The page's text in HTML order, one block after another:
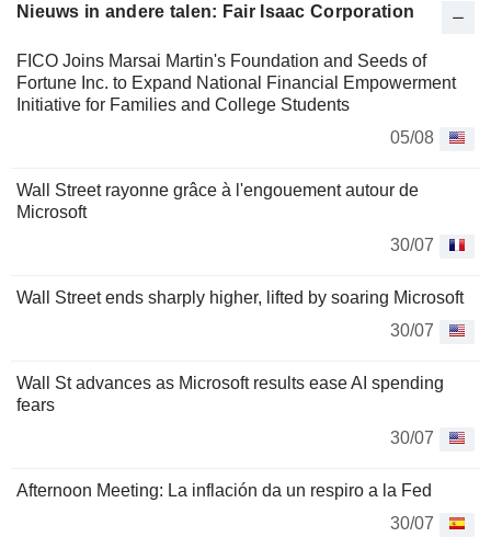
Nieuws in andere talen: Fair Isaac Corporation
FICO Joins Marsai Martin's Foundation and Seeds of
Fortune Inc. to Expand National Financial Empowerment
Initiative for Families and College Students
05/08
Wall Street rayonne grâce à l'engouement autour de
Microsoft
30/07
Wall Street ends sharply higher, lifted by soaring Microsoft
30/07
Wall St advances as Microsoft results ease AI spending
fears
30/07
Afternoon Meeting: La inflación da un respiro a la Fed
30/07